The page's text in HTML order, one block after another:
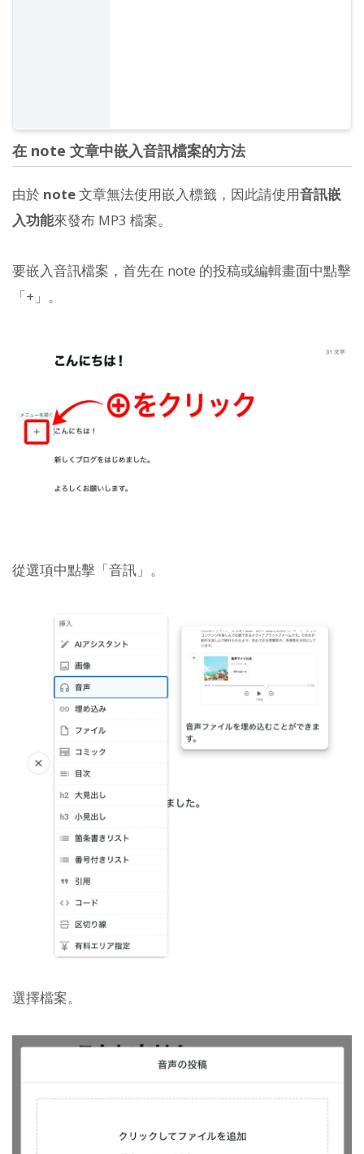
在 note 文章中嵌入音訊檔案的方法
由於 note文章無法使用嵌入標籤，因此請使用音訊嵌
入功能來發布 MP3 檔案。
要嵌入音訊檔案，首先在 note 的投稿或編輯畫面中點擊
「+」。
從選項中點擊「音訊」。
選擇檔案。